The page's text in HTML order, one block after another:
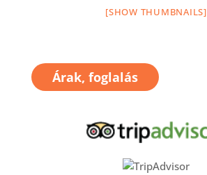
[SHOW THUMBNAILS]
Árak, foglalás